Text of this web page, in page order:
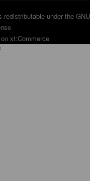
under the GNU
xt:Commerce